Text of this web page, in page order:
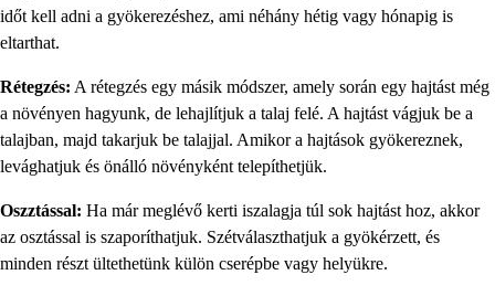
időt kell adni a gyökerezéshez, ami néhány hétig vagy hónapig is
eltarthat.
Rétegzés: A rétegzés egy másik módszer, amely során egy hajtást még
a növényen hagyunk, de lehajlítjuk a talaj felé. A hajtást vágjuk be a
talajban, majd takarjuk be talajjal. Amikor a hajtások gyökereznek,
levághatjuk és önálló növényként telepíthetjük.
Oszztással: Ha már meglévő kerti iszalagja túl sok hajtást hoz, akkor
az osztással is szaporíthatjuk. Szétválaszthatjuk a gyökérzett, és
minden részt ültethetünk külön cserépbe vagy helyükre.